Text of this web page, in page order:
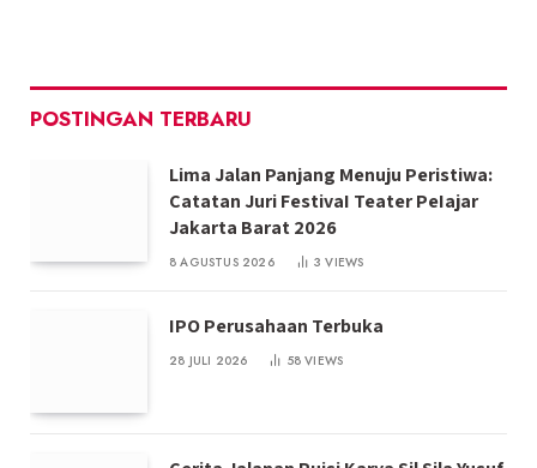
POSTINGAN TERBARU
Lima Jalan Panjang Menuju Peristiwa:
Catatan Juri FestivaI Teater PeIajar
Jakarta Barat 2026
8 AGUSTUS 2026 3VIEWS
IPO Perusahaan Terbuka
28 JULI 2026 58VIEWS